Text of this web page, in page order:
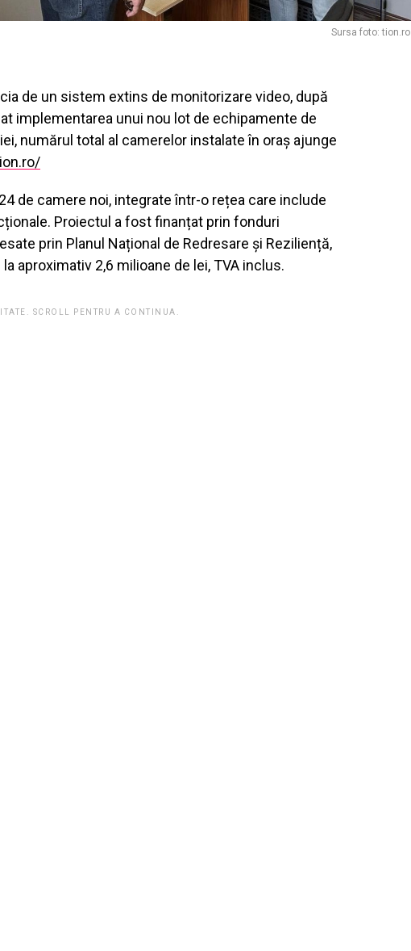
Sursa foto: tion.ro
de un sistem extins de monitorizare video, după
implementarea unui nou lot de echipamente de
numărul total al camerelor instalate în oraș ajunge
de camere noi, integrate într-o rețea care include
Proiectul a fost finanțat prin fonduri
prin Planul Național de Redresare și Reziliență,
aproximativ 2,6 milioane de lei, TVA inclus.
SCROLL PENTRU A CONTINUA.